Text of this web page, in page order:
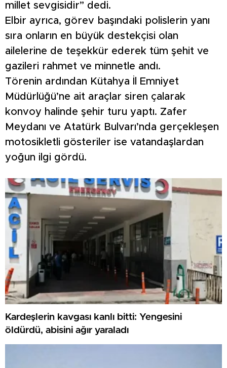
millet sevgisidir” dedi.
Elbir ayrıca, görev başındaki polislerin yanı
sıra onların en büyük destekçisi olan
ailelerine de teşekkür ederek tüm şehit ve
gazileri rahmet ve minnetle andı.
Törenin ardından Kütahya İl Emniyet
Müdürlüğü’ne ait araçlar siren çalarak
konvoy halinde şehir turu yaptı. Zafer
Meydanı ve Atatürk Bulvarı’nda gerçekleşen
motosikletli gösteriler ise vatandaşlardan
yoğun ilgi gördü.
Kardeşlerin kavgası kanlı bitti: Yengesini
öldürdü, abisini ağır yaraladı